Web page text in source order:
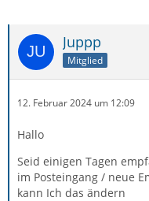
Juppp
Mitglied
12. Februar 2024 um 12:09
Hallo
Seid einigen Tagen
im Posteingang / neue
kann Ich das ändern